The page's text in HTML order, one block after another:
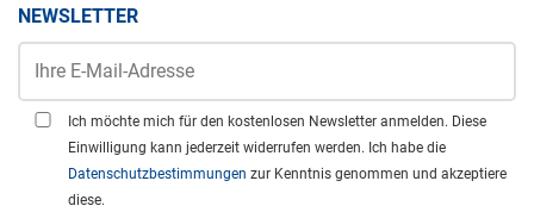
NEWSLETTER
Ich möchte mich für den kostenlosen Newsletter anmelden. Diese
Einwilligung kann jederzeit widerrufen werden. Ich habe die
Datenschutzbestimmungen zur Kenntnis genommen und akzeptiere
diese.